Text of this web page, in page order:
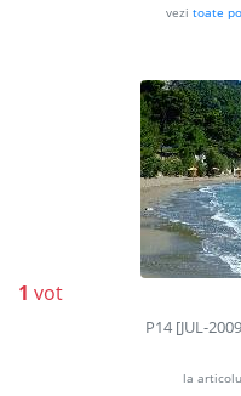
vezi toate
1 vot
P14 [JUL-
la